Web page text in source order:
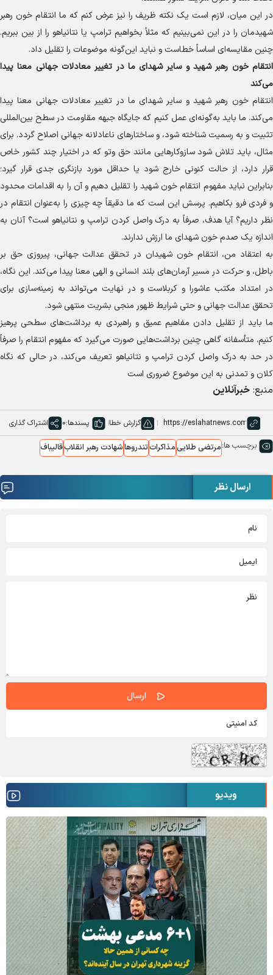
در این میان، لازم است یک نکته ظریف را نیز عرض کنم که ما انتقام خون رهبر
شهیدمان را در این نمی‌بینیم که مثلاً بخواهیم ترامپ یا نتانیاهو را از بین ببریم.
چنین مقایسه‌ای اساساً خطاست و نباید این‌گونه موضوعات را تقلیل داد.
انتقام خون رهبر شهید و سایر شهدای ما در تغییر معادلات جهانی معنا پیدا
می‌کند
انتقام خون رهبر شهید و سایر شهدای ما در تغییر معادلات جهانی معنا پیدا
می‌کند. ما باید به‌گونه‌ای عمل کنیم که جایگاه جبهه مقاومت در سطح بین‌المللی
تثبیت و به رسمیت شناخته شود، و ساختار‌های ناعادلانه جهانی اصلاح گردد. برای
مثال، باید تلاش شود سازوکار‌هایی مانند حق وتو که در اختیار چند کشور خاص
قرار دارد، از حالت کنونی خارج شود یا حداقل مورد بازنگری جدی قرار گیرد؛
بنابراین نباید مفهوم انتقام خون شهید را تقلیل دهیم و آن را به اقدامات محدود
و فردی فرو بکاهیم. پرسش این است که ما دقیقاً چه چیزی را به‌عنوان انتقام در
نظر داریم؟ آیا هدف، صرفاً به درک واصل کردن ترامپ و نتانیاهو است؟ آنان به
اندازه یک صدم خون شهدای ما ارزش ندارند.
به اعتقاد من، انتقام خون شهیدان در تحقق عدالت جهانی، پیروزی حق بر
باطل، و حرکت در مسیر آرمان‌های بلند انسانی و الهی معنا پیدا می‌کند. این نگاه،
در امتداد مکتب عاشورا و کربلاست و در نهایت می‌تواند به زمینه‌سازی برای
تحقق عدالت جهانی و حتی شرایط ظهور منجی بشریت منتهی شود.
ما باید از تقلیل دادن مفاهیم عمیق و راهبردی به برداشت‌های سطحی پرهیز
کنیم. متأسفانه گاهی چنین برداشت‌هایی صورت می‌گیرد که مفهوم انتقام را صرفاً
در حد به درک واصل کردن ترامپ و نتانیاهو تعریف می‌کند، در حالی که نگاه
کلان و تمدنی به این موضوع ضروری است
منبع: خبرآنلاین
گزارش خطا پسندها:0 اشتراک گذاری
برچسب ها:مرتضی طلاییمذاکراتتندروهاشهادت رهبر انقلابقالیباف
ارسال نظر
ویدیو